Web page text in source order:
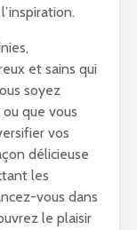
et sains qui
soyez
que vous
vos
délicieuse
les
vous dans
le plaisir